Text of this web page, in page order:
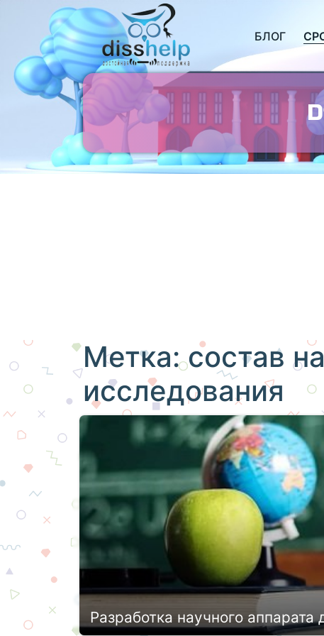
БЛОГ
Метка:состав
исследования
Разработка научного